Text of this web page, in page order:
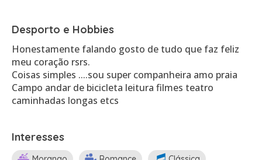
Desporto e Hobbies
Honestamente falando gosto de tudo que faz feliz
meu coração rsrs.
Coisas simples ....sou super companheira amo praia
Campo andar de bicicleta leitura filmes teatro
caminhadas longas etcs
Interesses